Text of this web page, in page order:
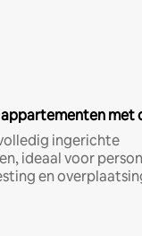
met
ingerichte
ideaal voor
en